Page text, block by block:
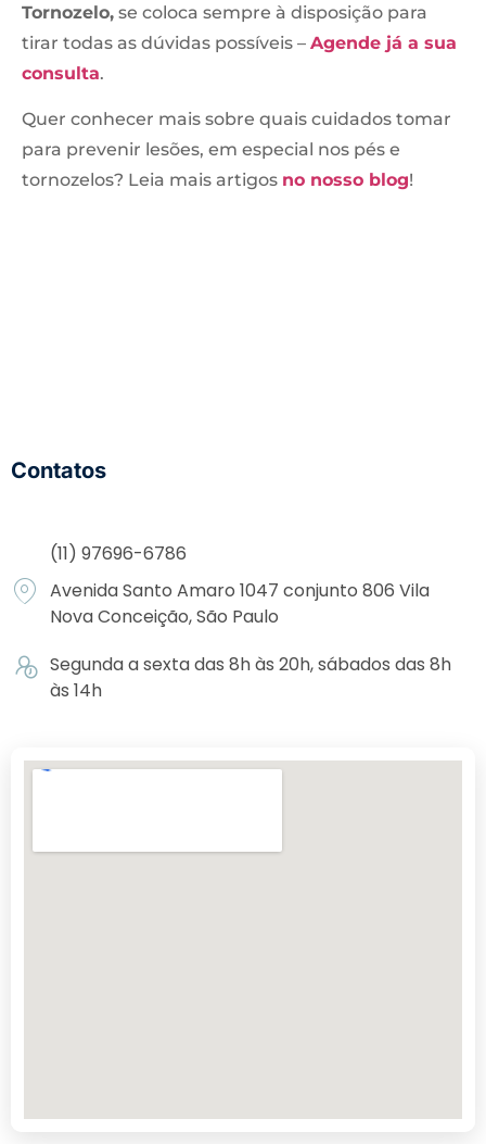
Tornozelo, se coloca sempre à disposição para
tirar todas as dúvidas possíveis – Agende já a sua
consulta.
Quer conhecer mais sobre quais cuidados tomar
para prevenir lesões, em especial nos pés e
tornozelos? Leia mais artigos no nosso blog!
Contatos
(11) 97696-6786
Avenida Santo Amaro 1047 conjunto 806 Vila
Nova Conceição, São Paulo
Segunda a sexta das 8h às 20h, sábados das 8h
às 14h